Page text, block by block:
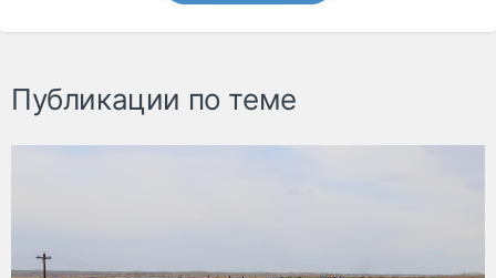
Публикации по теме